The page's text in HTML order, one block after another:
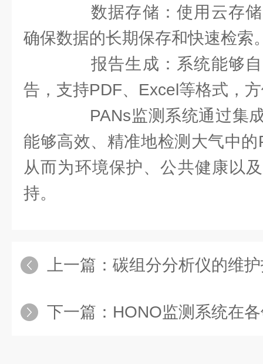
数据存储：使用云存储
确保数据的长期保存和快速检索
报告生成：系统能够自
告，支持PDF、Excel等格式，
PANs监测系统通过集成
能够高效、精准地检测大气中
从而为环境保护、公共健康以
持。
上一篇： 碳组分分析仪的维
下一篇： HONO监测系统在